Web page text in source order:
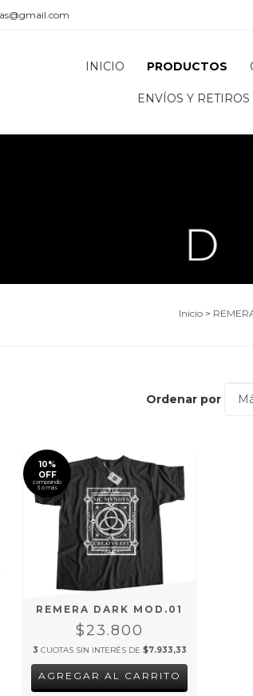
INICIO PRODUCTOS
ENVÍOS Y
Inicio >
Ordenar por
10%
OFF
comprando
3 o más
REMERA DARK MOD.01
$23.800
3 CUOTAS SIN INTERÉS DE $7.933,33
AGREGAR AL CARRITO